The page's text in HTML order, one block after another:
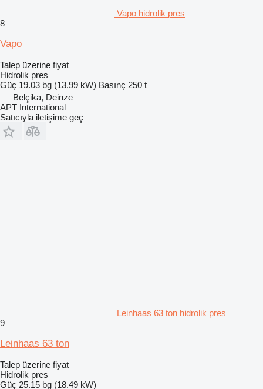
Vapo hidrolik pres
8
Vapo
Talep üzerine fiyat
Hidrolik pres
Güç 19.03 bg (13.99 kW) Basınç 250 t
Belçika, Deinze
APT International
Satıcıyla iletişime geç
Leinhaas 63 ton hidrolik pres
9
Leinhaas 63 ton
Talep üzerine fiyat
Hidrolik pres
Güç 25.15 bg (18.49 kW)